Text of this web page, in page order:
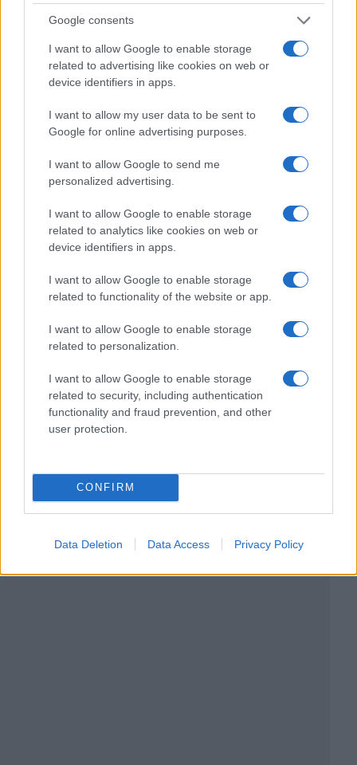
Google consents
I want to allow Google to enable storage
related to advertising like cookies on web or
device identifiers in apps.
I want to allow my user data to be sent to
Google for online advertising purposes.
I want to allow Google to send me
personalized advertising.
I want to allow Google to enable storage
related to analytics like cookies on web or
device identifiers in apps.
I want to allow Google to enable storage
related to functionality of the website or app.
I want to allow Google to enable storage
related to personalization.
I want to allow Google to enable storage
related to security, including authentication
functionality and fraud prevention, and other
user protection.
CONFIRM
Data Deletion Data Access Privacy Policy